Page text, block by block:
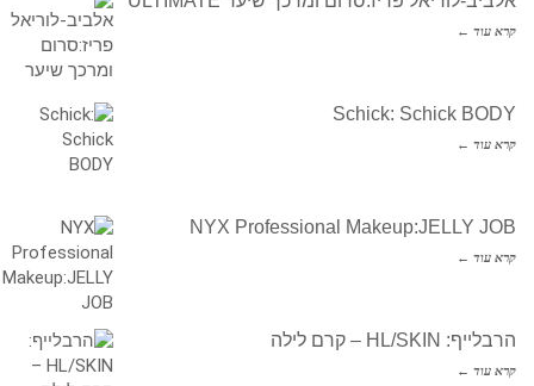
קרא עוד ←
Schick: Schick BODY
קרא עוד ←
NYX Professional Makeup:JELLY JOB
קרא עוד ←
הרבלייף: HL/SKIN – קרם לילה
קרא עוד ←